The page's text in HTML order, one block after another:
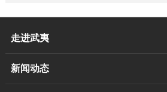
走进武夷
新闻动态